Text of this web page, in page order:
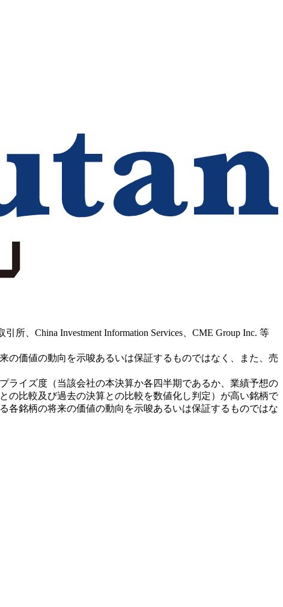
、China Investment Information Services、CME Group Inc. 等
の価値の動向を示唆あるいは保証するものではなく、また、売
ライズ度（当該会社の本決算か各四半期であるか、業績予想の
の比較及び過去の決算との比較を数値化し判定）が高い銘柄で
各銘柄の将来の価値の動向を示唆あるいは保証するものではな